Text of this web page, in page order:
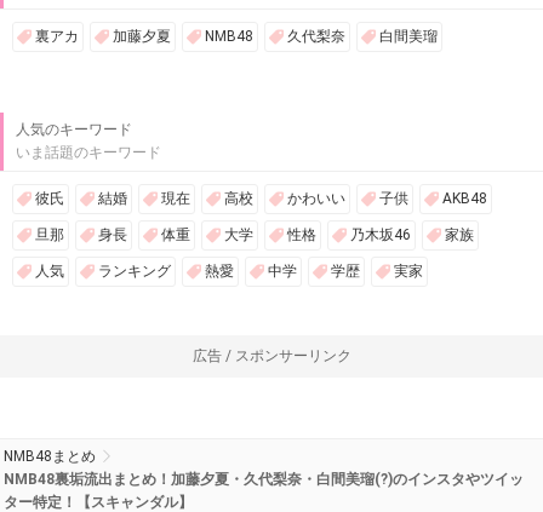
裏アカ 加藤夕夏 NMB48 久代梨奈 白間美瑠
人気のキーワード
いま話題のキーワード
彼氏 結婚 現在 高校 かわいい 子供 AKB48
旦那 身長 体重 大学 性格 乃木坂46 家族
人気 ランキング 熱愛 中学 学歴 実家
広告 / スポンサーリンク
NMB48まとめ
NMB48裏垢流出まとめ！加藤夕夏・久代梨奈・白間美瑠(?)のインスタやツイッ
ター特定！【スキャンダル】